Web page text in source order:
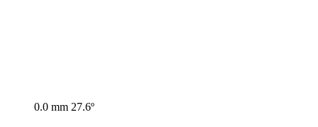
0.0 mm 27.6º